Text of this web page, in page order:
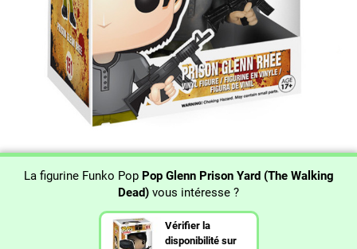
La figurine Funko Pop Pop Glenn Prison Yard (The Walking
Dead) vous intéresse ?
Vérifier la
disponibilité sur